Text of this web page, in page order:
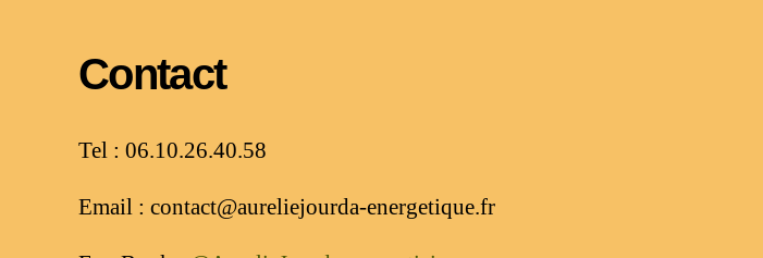
Contact
Tel : 06.10.26.40.58
Email : contact@aureliejourda-energetique.fr